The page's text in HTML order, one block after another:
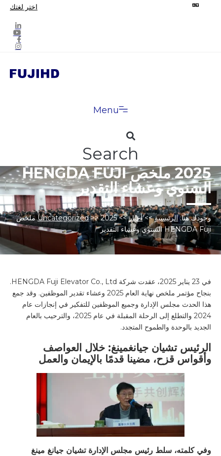
اختر لغتك
Menu
Search
2025 ملخص HENGDA FUJI
السنوي وعشاء التقدير
وجودك هنا:الرئيسية>>أخبار>>
Uncategorized>>
2025 ملخص
HENGDA Fuji السنوي وعشاء التقدير
في 23 يناير 2025، عقدت شركة HENGDA Fuji Elevator Co., Ltd.
بنجاح مؤتمر ملخص نهاية العام 2025 وعشاء تقدير الموظفين. وقد جمع
هذا الحدث مجلس الإدارة وجميع الموظفين للتفكير في إنجازات عام
2024 والتطلع إلى الرحلة المقبلة في عام 2025، والترحيب بالعام
الجديد بالوحدة والطموح المتجدد.
الرئيس تشيان جيانغمينغ: خلال العواصف
وأقواس قزح، مضينا قدمًا بالإيمان والعمل
وفي كلمته، سلط رئيس مجلس الإدارة تشيان جيانغ مينغ